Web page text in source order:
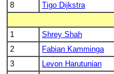
8
Tigo Dijkstra
1
Shrey Shah
2
Fabian Kamminga
3
Levon Harutunian